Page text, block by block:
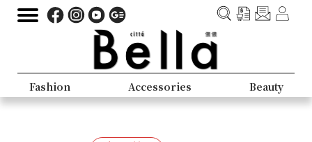
Fashion Accessories Beauty